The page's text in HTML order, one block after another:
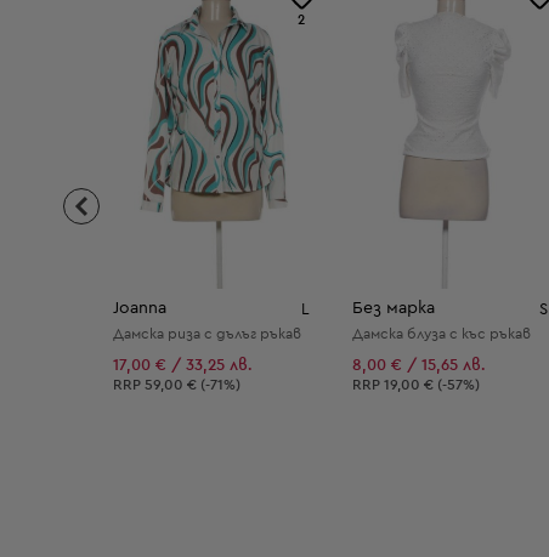
2
Joanna L
Дамска риза с дълъг ръкав
17,00 € / 33,25 лв.
Препоръчителна цена:
RRP 59,00 € (-71%)
Без марка S
Дамска блуза с къс ръкав
8,00 € / 15,65 лв.
Препоръчителна цена:
RRP 19,00 € (-57%)